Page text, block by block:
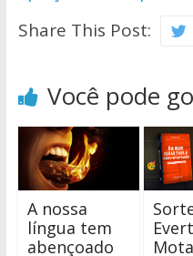
Share This Post:
Você pode
A nossa
língua tem
abençoado